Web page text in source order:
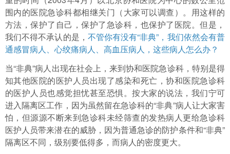
围内的医院急诊科都相继关门（大家可以调查）。用这样的
方法，保护了自己，保护了急诊科，也保护了医院。但是，
我们不得不承认的是， 不管你有没有“非典”，我们依然会有普
通感冒病人、心绞痛病人、高血压病人，这些病人怎么办？
当“非典”病人出现在社会上，来到协和医院急诊科，特别是得
知其他医院的医护人员出现了感染和死亡，协和医院急诊科
的医护人员也感觉担忧甚至恐惧。按大家的说法，我们宁可
进入隔离区工作，因为虽然留在急诊科的“非典”病人让大家害
怕，但源源不断来到急诊科未经筛查的发热病人更给急诊科
医护人员带来潜在的威胁，因为普通急诊的防护条件和“非典”
隔离区不同，级别要低得多，而病人的密度更大。